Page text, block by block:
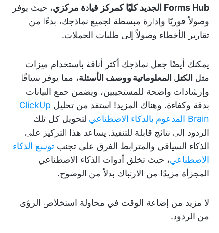
Forms Hub الجديد كليًا كمركز قيادة مركزي
، حيث يوفر
وصولاً فوريًا وإدارة مبسطة لجميع نماذجك، بدءًا من
تقارير الأخطاء وصولاً إلى طلبات الحملات.
يمكنك أيضًا جعل نماذجك أكثر أناقة باستخدام ميزات
مثل الكتل المعلوماتية ووصف الأسئلة، مما يوفر سياقًا
وإرشادات واضحة للمستجيبين، ويضمن جمع البيانات
بدقة وكفاءة. وهناك المزيد! استفد من تحليل ClickUp
Brain المدعوم بالذكاء الاصطناعي
لتحويل كل تلك
الردود إلى نتائج قابلة للتنفيذ. يساعد هذا التركيز على
الذكاء السياقي والمترابط الفرق على تجنب توسع الذكاء
الاصطناعي، حيث تخلق أدوات الذكاء الاصطناعي
المجزأة مزيدًا من الارتباك بدلاً من الوضوح.
لا مزيد من إضاعة الوقت في محاولة استخلاص الرؤى
من الردود.